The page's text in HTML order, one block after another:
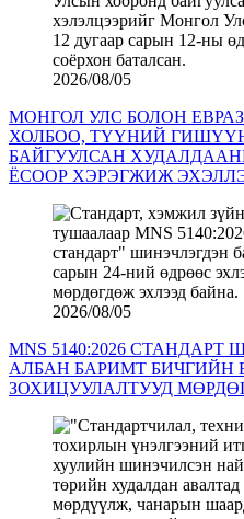
2026/08/05
МОНГОЛ УЛС БОЛОН
ХОЛБОО, ТҮҮНИЙ
БАЙГУУЛСАН
ЁСООР ХЭРЭГЖИЖ
2026/08/05
MNS 5140:2026
АЛБАН БАРИМТ БИЧГИЙН
ЗОХИЦУУЛАЛТУУД